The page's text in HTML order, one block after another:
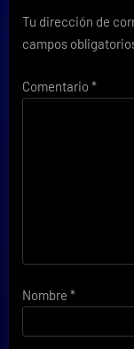
Tu dirección de
campos
Comentario*
Nombre *